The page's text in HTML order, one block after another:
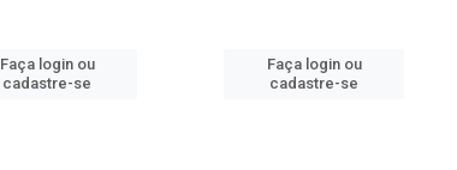
Faça login ou
cadastre-se
Faça login ou
cadastre-se